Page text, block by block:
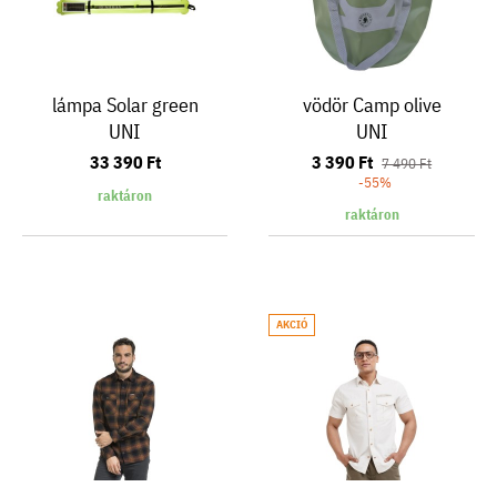
lámpa Solar green
UNI
33 390 Ft
raktáron
vödör Camp olive
UNI
3 390 Ft 7 490 Ft
-55%
raktáron
AKCIÓ